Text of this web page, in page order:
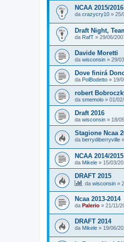
NCAA 2015/
da crazycry10 » 25/
Draft Night,
da RafT » 29/06/
Davide Moretti
da wisconsin » 29/
Dove finirá
da PolBodetto » 19/
robert
da smemolo » 01/
Draft 2016
da wisconsin » 18/
Stagione Ncaa
da berrydiberryville »
NCAA 2014/2015
da Mikele » 15/03/
DRAFT 2015
da wisconsin »
Ncaa 2013-2014
da Palerio » 21/11/
DRAFT 2014
da Mikele » 19/06/